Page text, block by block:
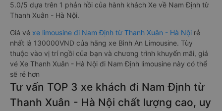
5.0/5 dựa trên 1 phản hồi của hành khách Xe về Nam Định từ
Thanh Xuân - Hà Nội.
Giá vé xe limousine đi Nam Định từ Thanh Xuân - Hà Nội rẻ
nhất là 130000VND của hãng xe Bình An Limousine. Tùy
thuộc vào vị trí ngồi của bạn và chương trình khuyến mãi, giá
vé Xe Thanh Xuân - Hà Nội đi Nam Định limousine này có thể
sẽ rẻ hơn
Tư vấn TOP 3 xe khách đi Nam Định từ
Thanh Xuân - Hà Nội chất lượng cao, uy